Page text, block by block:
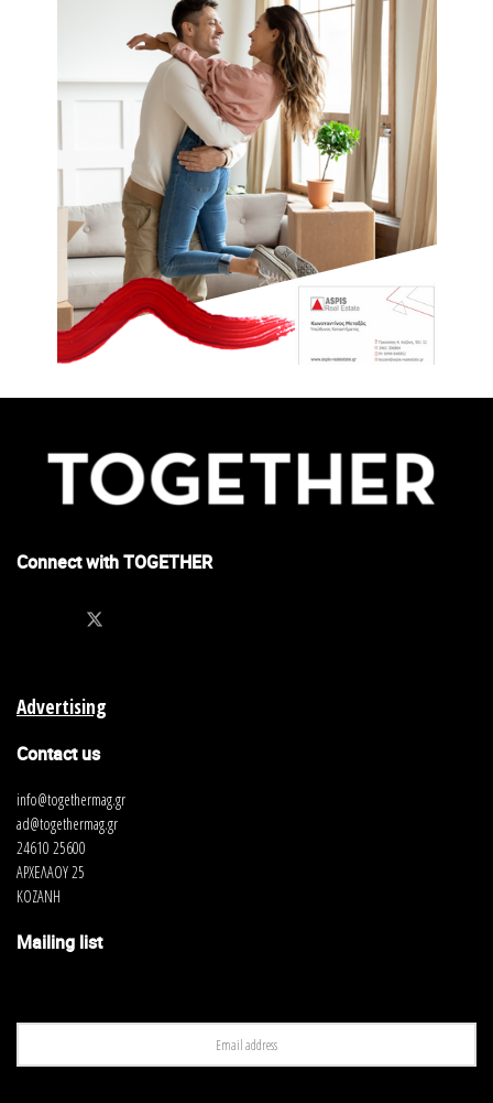
Connect with TOGETHER
Advertising
Contact us
info@togethermag.gr
ad@togethermag.gr
24610 25600
ΑΡΧΕΛΑΟΥ 25
ΚΟΖΑΝΗ
Mailing list